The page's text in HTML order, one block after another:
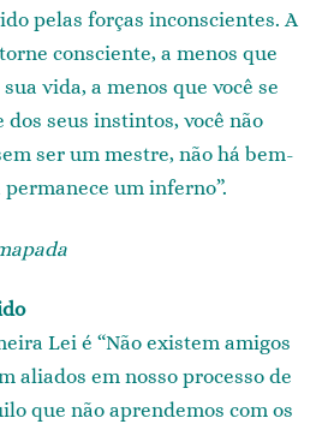
pelas forças inconscientes. A
consciente, a menos que
vida, a menos que você se
seus instintos, você não
ser um mestre, não há bem-
um inferno”.
Lei é “Não existem amigos
aliados em nosso processo de
que não aprendemos com os